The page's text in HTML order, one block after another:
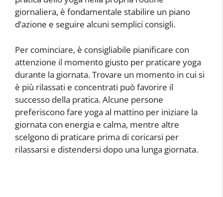
giornaliera, è fondamentale stabilire un piano
d’azione e seguire alcuni semplici consigli.
Per cominciare, è consigliabile pianificare con
attenzione il momento giusto per praticare yoga
durante la giornata. Trovare un momento in cui si
è più rilassati e concentrati può favorire il
successo della pratica. Alcune persone
preferiscono fare yoga al mattino per iniziare la
giornata con energia e calma, mentre altre
scelgono di praticare prima di coricarsi per
rilassarsi e distendersi dopo una lunga giornata.